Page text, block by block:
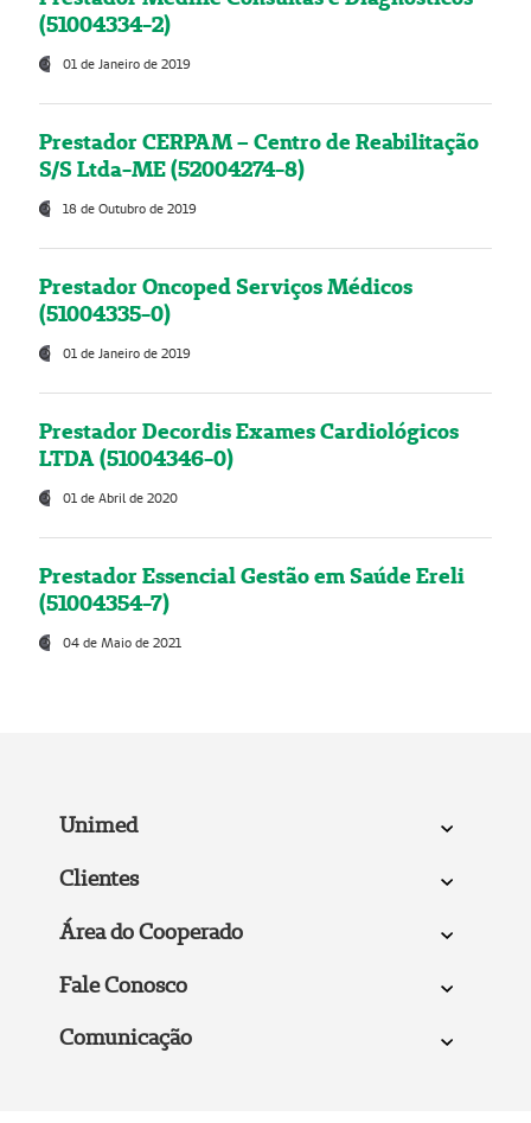
(51004334-2)
01 de Janeiro de 2019
Prestador CERPAM – Centro de Reabilitação
S/S Ltda-ME (52004274-8)
18 de Outubro de 2019
Prestador Oncoped Serviços Médicos
(51004335-0)
01 de Janeiro de 2019
Prestador Decordis Exames Cardiológicos
LTDA (51004346-0)
01 de Abril de 2020
Prestador Essencial Gestão em Saúde Ereli
(51004354-7)
04 de Maio de 2021
Unimed
Clientes
Área do Cooperado
Fale Conosco
Comunicação